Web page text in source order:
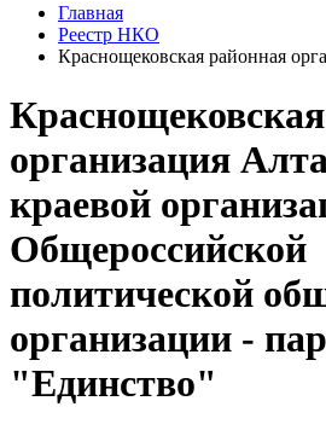
Главная
Реестр НКО
Краснощековская районная
организация
краевой
Общероссийской
политической
организации -
"Единство"